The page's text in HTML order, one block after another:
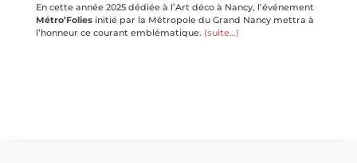
En cette année 2025 dédiée à l’Art déco à Nancy, l’événement
Métro’Foliesinitié par la Métropole du Grand Nancy mettra à
l’honneur ce courant emblématique. (suite…)